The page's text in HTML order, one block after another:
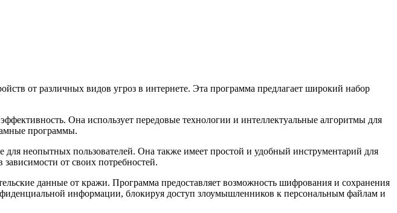
от различных видов угроз в интернете. Эта программа предлагает широкий набор
Она использует передовые технологии и интеллектуальные алгоритмы для
программы.
неопытных пользователей. Она также имеет простой и удобный инструментарий для
от своих потребностей.
данные от кражи. Программа предоставляет возможность шифрования и сохранения
информации, блокируя доступ злоумышленников к персональным файлам и